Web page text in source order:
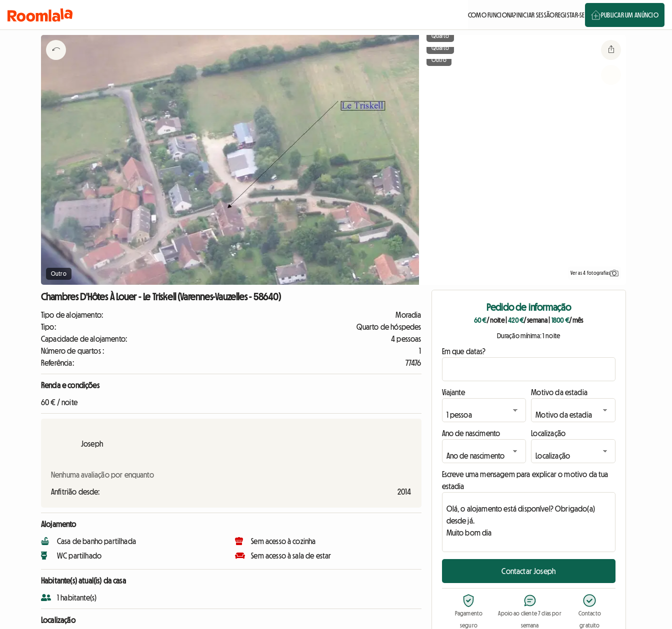
COMO FUNCIONA?INICIAR SESSÃOREGISTAR-SE PUBLICAR UM ANÚNCIO
Outro
Quarto
Quarto
Outro
Ver as 4 fotografias
Chambres D'Hôtes À Louer - Le Triskell (Varennes-Vauzelles - 58640)
Tipo de alojamento:
Moradia
Tipo:
Quarto de hóspedes
Capacidade de alojamento:
4 pessoas
Número de quartos :
1
Referência:
77476
Renda e condições
60 € / noite
Joseph
Nenhuma avaliação por enquanto
Anfitrião desde: 2014
Alojamento
Casa de banho partilhada
WC partilhado
Sem acesso à cozinha
Sem acesso à sala de estar
Habitante(s) atual(is) da casa
1 habitante(s)
Localização
Pedido de informação
60 €/ noite|420 €/ semana 1800 €/ mês
Duração mínima: 1 noite
Em que datas?
Viajante Motivo da estadia
Ano de nascimento Localização
Escreve uma mensagem para explicar o motivo da tua
estadia
Contactar Joseph
Pagamento
seguro
Apoio ao cliente 7 dias por
semana
Contacto
gratuito